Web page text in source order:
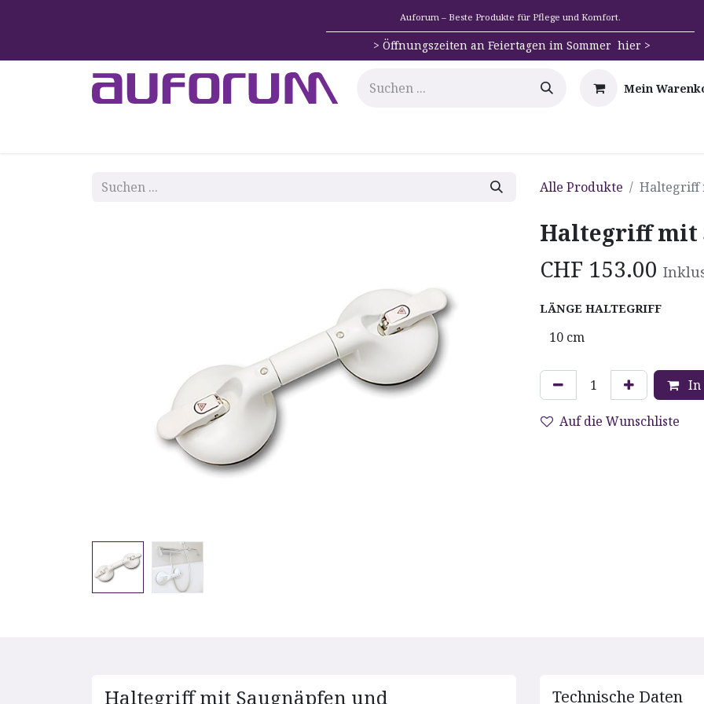
Auforum – Beste Produkte für Pflege und Komfort.
> Öffnungszeiten an Feiertagen im Sommer hier >
Mein
Alle Produkte Haltegriff
Haltegriff mit
CHF 153.00
LÄNGE HALTEGRIFF
In
Auf die Wunschliste
Haltegriff mit Saugnäpfen und Technische D​aten